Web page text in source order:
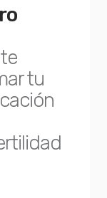
tu